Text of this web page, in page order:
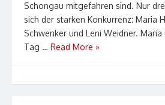
Schongau mitgefahren sind. Nur
sich der starken Konkurrenz: Maria
Schwenker und Leni Weidner.
Tag … Read More »